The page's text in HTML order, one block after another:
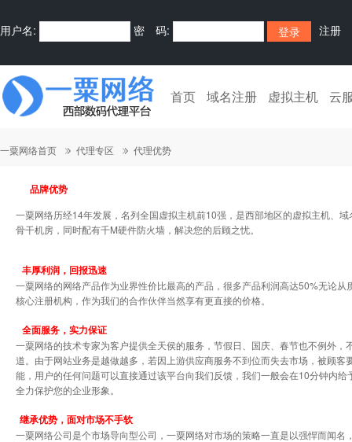
用户名: 密 码: 注册
首页 域名注册 虚拟主机 云
一粟网络首页 代理专区 代理优势
品牌优势
一粟网络历经14年发展，名列全国虚拟主机前10强，是西部地区的虚拟主机、
骨干机房，同时配有千M硬件防火墙，解决您的后顾之忧。
丰厚利润，回报迅速
一粟网络的网络产品作为业界性价比最高的产品，很多产品利润高达50%无论
核心注册机构，作为我们的合作伙伴当然享有更直接的价格。
全面服务，实力保证
一粟网络的技术专家为客户提供全天侯的服务，节假日、国庆、春节也不例外
道。由于网站业务是越做越多，若因上游供应商服务不到位而失去市场，被顾
能，用户的任何问题可以直接通过该平台向我们反馈，我们一般会在10分钟内
全力保护您的企业形象。
继承优势，面对市场不手软
一粟网络公司是个市场导向型公司，一粟网络对市场的策略一直是以强悍而闻